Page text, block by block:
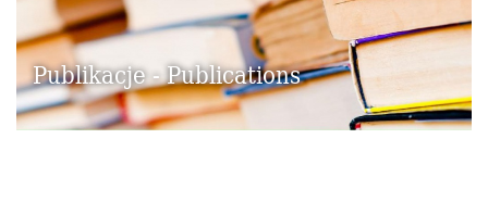
Publikacje - Publications